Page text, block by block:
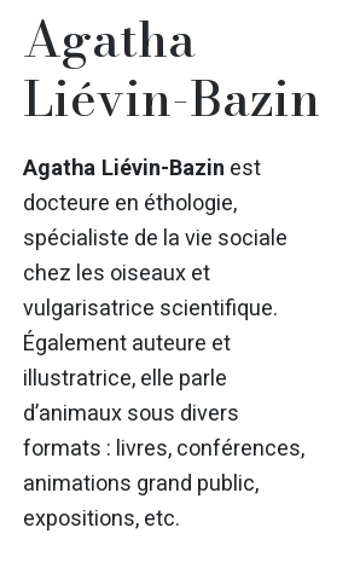
Agatha
Liévin-Bazin
Agatha Liévin-Bazin est
docteure en éthologie,
spécialiste de la vie sociale
chez les oiseaux et
vulgarisatrice scientifique.
Également auteure et
illustratrice, elle parle
d’animaux sous divers
formats : livres, conférences,
animations grand public,
expositions, etc.